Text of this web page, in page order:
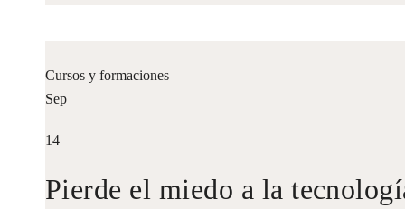
Cursos y formaciones
Sep
14
Pierde el miedo a la